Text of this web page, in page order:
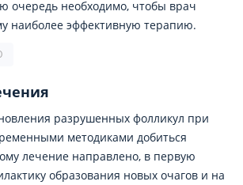
очередь необходимо, чтобы врач
наиболее эффективную терапию.
разрушенных фолликул при
методиками добиться
лечение направлено, в первую
образования новых очагов и на